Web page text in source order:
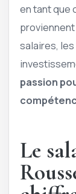
en tant que
salaires,
passion
Le